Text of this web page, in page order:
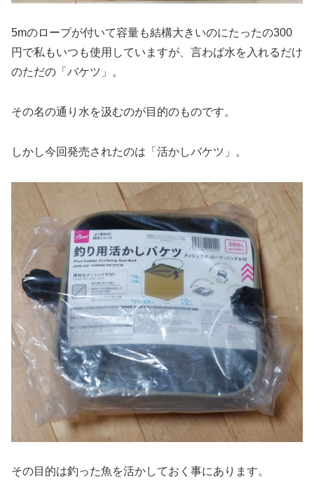
5mのロープが付いて容量も結構大きいのにたったの300
円で私もいつも使用していますが、言わば水を入れるだけ
のただの「バケツ」。
その名の通り水を汲むのが目的のものです。
しかし今回発売されたのは「活かしバケツ」。
その目的は釣った魚を活かしておく事にあります。